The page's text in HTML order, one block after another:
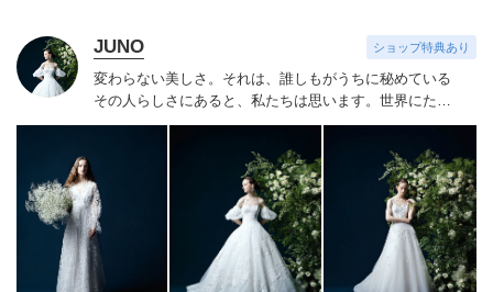
JUNO ショップ特典あり
変わらない美しさ。それは、誰しもがうちに秘めている
その人らしさにあると、私たちは思います。 世界にたっ
たひと組のおふたりのこれまでと、これからの物語に思
ス、ことばにならない想いさえも織り込みながら。衣裳
をあわせる時間は、結婚式のその日だけではなく、その
先もつづくおふたりの人生を彩る時間。らしく輝く、自
信とよろこびに満ちたすべての幸せの瞬間のために。そ
の人らしさという、変わらない美しさを 私たちは求め
つづけています。